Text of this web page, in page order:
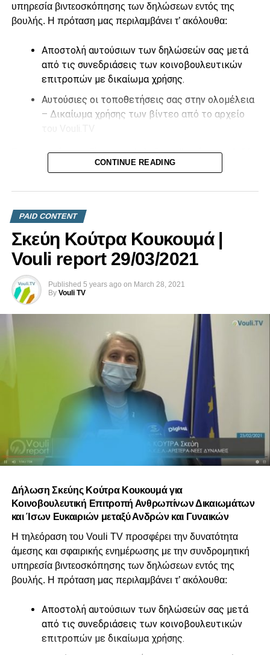
υπηρεσία βιντεοσκόπησης των δηλώσεων εντός της
βουλής. Η πρόταση μας περιλαμβάνει τ’ ακόλουθα:
Αποστολή αυτούσιων των δηλώσεών σας μετά
από τις συνεδριάσεις των κοινοβουλευτικών
επιτροπών με δικαίωμα χρήσης.
Αυτούσιες οι τοποθετήσεις σας στην ολομέλεια
– Δικαίωμα χρήσης των βίντεο από το αρχείο
Επικοινωνήστε μαζί μας στοinfo@vouli.tvή στοτηλ 96
για περισσότερες πληροφορίες.
CONTINUE READING
PAID CONTENT
Σκεύη Κούτρα Κουκουμά |
Vouli report 29/03/2021
Published 5 years ago on March 28, 2021
By Vouli TV
Δήλωση Σκεύης Κούτρα Κουκουμά για
Κοινοβουλευτική Επιτροπή Ανθρωπίνων Δικαιωμάτων
και Ίσων Ευκαιριών μεταξύ Ανδρών και Γυναικών
Η τηλεόραση του Vouli TV προσφέρει την δυνατότητα
άμεσης και σφαιρικής ενημέρωσης με την συνδρομητική
υπηρεσία βιντεοσκόπησης των δηλώσεων εντός της
βουλής. Η πρόταση μας περιλαμβάνει τ’ ακόλουθα:
Αποστολή αυτούσιων των δηλώσεών σας μετά
από τις συνεδριάσεις των κοινοβουλευτικών
επιτροπών με δικαίωμα χρήσης.